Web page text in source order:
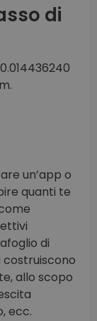
di
un’app o
quanti te
di
costruiscono
allo scopo
ecc.